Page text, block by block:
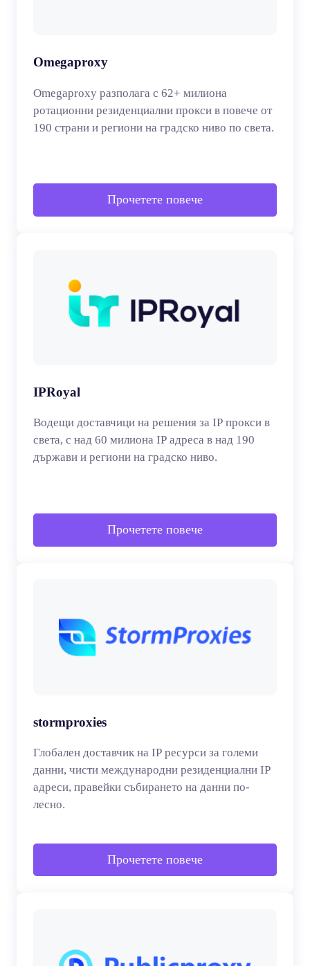
Omegaproxy
Omegaproxy разполага с 62+ милиона
ротационни резиденциални прокси в повече от
190 страни и региони на градско ниво по света.
Прочетете повече
IPRoyal
Водещи доставчици на решения за IP прокси в
света, с над 60 милиона IP адреса в над 190
държави и региони на градско ниво.
Прочетете повече
stormproxies
Глобален доставчик на IP ресурси за големи
данни, чисти международни резиденциални IP
адреси, правейки събирането на данни по-
лесно.
Прочетете повече